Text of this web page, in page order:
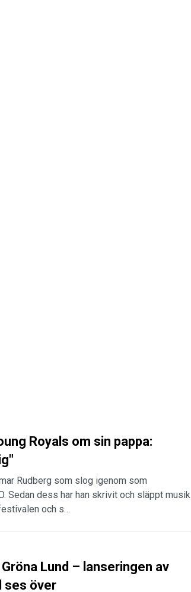
Royals om sin pappa:
Rudberg som slog igenom som
Sedan dess har han skrivit och släppt musik
och s…
Lund – lanseringen av
ses över